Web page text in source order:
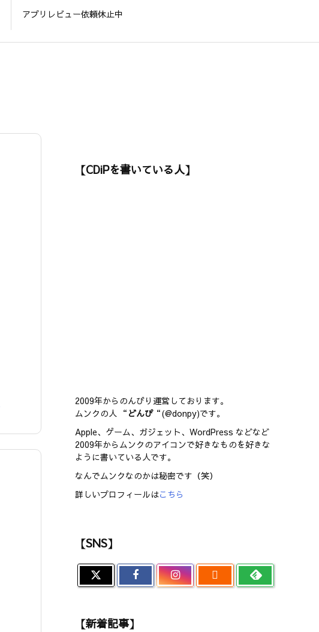
アプリレビュー依頼休止中
【CDiPを書いている人】
2009年からのんびり運営しております。
ムンクの人 “ どんぴ“(@donpy)です。
Apple、ゲーム、ガジェット、WordPress などなど
2009年からムンクのアイコンで好きなものを好きな
ように書いている人です。
なんでムンクなのかは秘密です（笑）
詳しいプロフィールはこちら
【SNS】

【新着記事】